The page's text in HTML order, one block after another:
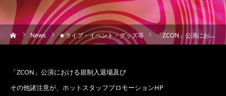
News ★ライブ・イベント・グッズ等 「ZCON」公演における諸注意とCALLシーンについて
「ZCON」公演における規制入退場及び
その他諸注意が、ホットスタッフプロモーションHP